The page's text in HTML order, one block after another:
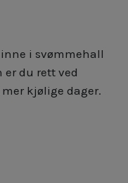
i svømmehall
er du rett ved
kjølige dager.